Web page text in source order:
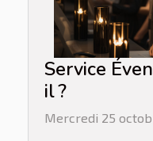
Service
il ?
Mercredi 25